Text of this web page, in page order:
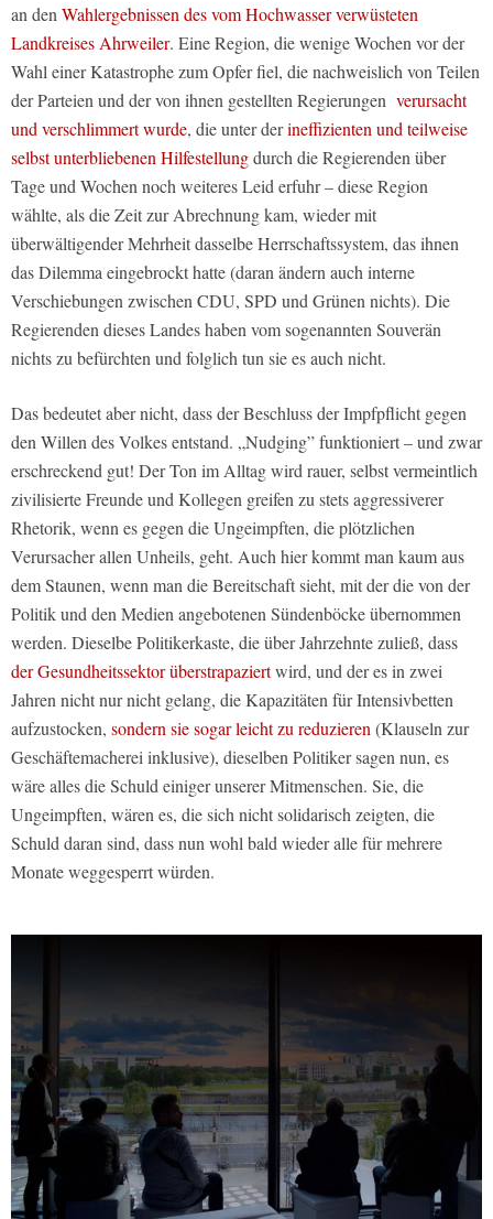
an den Wahlergebnissen des vom Hochwasser verwüsteten
Landkreises Ahrweiler. Eine Region, die wenige Wochen vor der
Wahl einer Katastrophe zum Opfer fiel, die nachweislich von Teilen
der Parteien und der von ihnen gestellten Regierungen verursacht
und verschlimmert wurde, die unter derineffizienten und teilweise
selbst unterbliebenen Hilfestellungdurch die Regierenden über
Tage und Wochen noch weiteres Leid erfuhr – diese Region
wählte, als die Zeit zur Abrechnung kam, wieder mit
überwältigender Mehrheit dasselbe Herrschaftssystem, das ihnen
das Dilemma eingebrockt hatte (daran ändern auch interne
Verschiebungen zwischen CDU, SPD und Grünen nichts). Die
Regierenden dieses Landes haben vom sogenannten Souverän
nichts zu befürchten und folglich tun sie es auch nicht.
Das bedeutet aber nicht, dass der Beschluss der Impfpflicht gegen
den Willen des Volkes entstand. „Nudging” funktioniert – und zwar
erschreckend gut! Der Ton im Alltag wird rauer, selbst vermeintlich
zivilisierte Freunde und Kollegen greifen zu stets aggressiverer
Rhetorik, wenn es gegen die Ungeimpften, die plötzlichen
Verursacher allen Unheils, geht. Auch hier kommt man kaum aus
dem Staunen, wenn man die Bereitschaft sieht, mit der die von der
Politik und den Medien angebotenen Sündenböcke übernommen
werden. Dieselbe Politikerkaste, die über Jahrzehnte zuließ, dass
der Gesundheitssektor überstrapaziertwird, und der es in zwei
Jahren nicht nur nicht gelang, die Kapazitäten für Intensivbetten
aufzustocken, sondern sie sogar leicht zu reduzieren (Klauseln zur
Geschäftemacherei inklusive), dieselben Politiker sagen nun, es
wäre alles die Schuld einiger unserer Mitmenschen. Sie, die
Ungeimpften, wären es, die sich nicht solidarisch zeigten, die
Schuld daran sind, dass nun wohl bald wieder alle für mehrere
Monate weggesperrt würden.